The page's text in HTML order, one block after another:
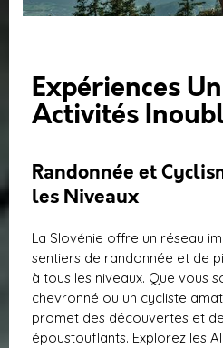
Expériences
Activités
Randonnée et
les Niveaux
La Slovénie offre un réseau
sentiers de randonnée et de
à tous les niveaux. Que vous
chevronné ou un cycliste
promet des découvertes et
époustouflants. Explorez les